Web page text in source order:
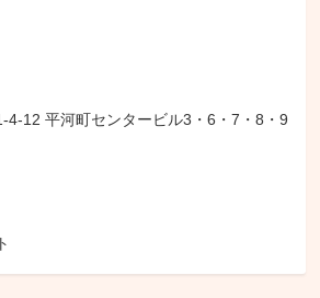
4-12 平河町センタービル3・6・7・8・9